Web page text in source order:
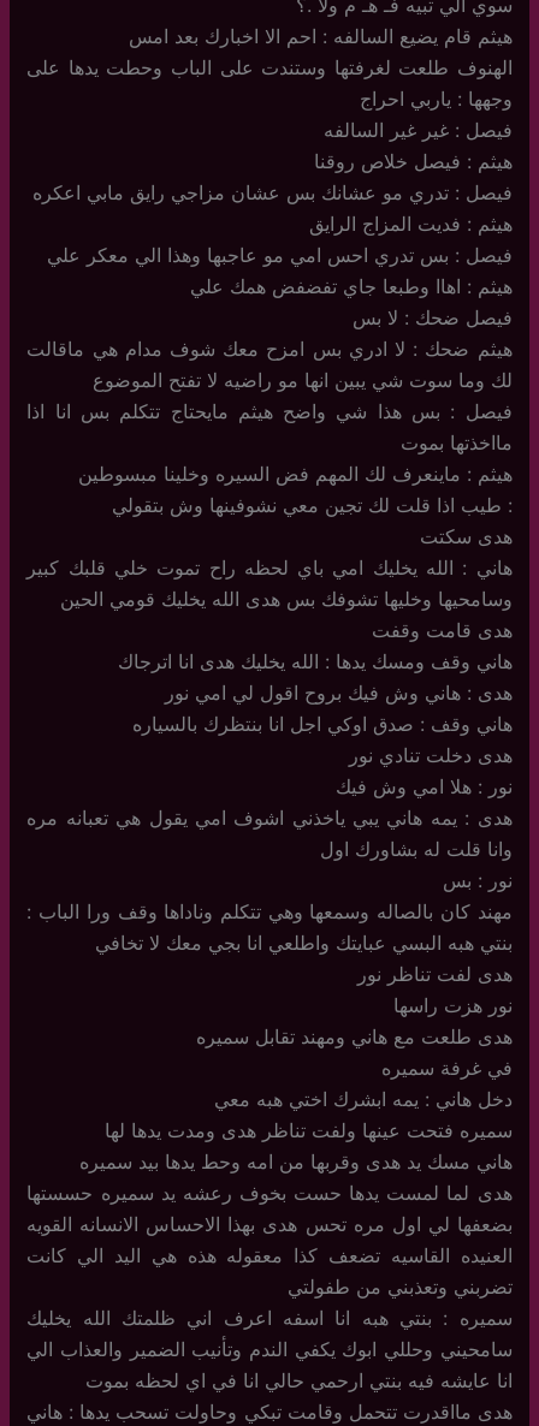
سوي الي تبيه فـ هـ م ولا .؟
هيثم قام يضيع السالفه : احم الا اخبارك بعد امس
الهنوف طلعت لغرفتها وستندت على الباب وحطت يدها على
وجهها : ياربي احراج
فيصل : غير غير السالفه
هيثم : فيصل خلاص روقنا
فيصل : تدري مو عشانك بس عشان مزاجي رايق مابي اعكره
هيثم : فديت المزاج الرايق
فيصل : بس تدري احس امي مو عاجبها وهذا الي معكر علي
هيثم : اهاا وطبعا جاي تفضفض همك علي
فيصل ضحك : لا بس
هيثم ضحك : لا ادري بس امزح معك شوف مدام هي ماقالت
لك وما سوت شي يبين انها مو راضيه لا تفتح الموضوع
فيصل : بس هذا شي واضح هيثم مايحتاج تتكلم بس انا اذا
مااخذتها بموت
هيثم : ماينعرف لك المهم فض السيره وخلينا مبسوطين
: طيب اذا قلت لك تجين معي نشوفينها وش بتقولي
هدى سكتت
هاني : الله يخليك امي باي لحظه راح تموت خلي قلبك كبير
وسامحيها وخليها تشوفك بس هدى الله يخليك قومي الحين
هدى قامت وقفت
هاني وقف ومسك يدها : الله يخليك هدى انا اترجاك
هدى : هاني وش فيك بروح اقول لي امي نور
هاني وقف : صدق اوكي اجل انا بنتظرك بالسياره
هدى دخلت تنادي نور
نور : هلا امي وش فيك
هدى : يمه هاني يبي ياخذني اشوف امي يقول هي تعبانه مره
وانا قلت له بشاورك اول
نور : بس
مهند كان بالصاله وسمعها وهي تتكلم وناداها وقف ورا الباب :
بنتي هبه البسي عبايتك واطلعي انا بجي معك لا تخافي
هدى لفت تناظر نور
نور هزت راسها
هدى طلعت مع هاني ومهند تقابل سميره
في غرفة سميره
دخل هاني : يمه ابشرك اختي هبه معي
سميره فتحت عينها ولفت تناظر هدى ومدت يدها لها
هاني مسك يد هدى وقربها من امه وحط يدها بيد سميره
هدى لما لمست يدها حست بخوف رعشه يد سميره حسستها
بضعفها لي اول مره تحس هدى بهذا الاحساس الانسانه القويه
العنيده القاسيه تضعف كذا معقوله هذه هي اليد الي كانت
تضربني وتعذبني من طفولتي
سميره : بنتي هبه انا اسفه اعرف اني ظلمتك الله يخليك
سامحيني وحللي ابوك يكفي الندم وتأنيب الضمير والعذاب الي
انا عايشه فيه بنتي ارحمي حالي انا في اي لحظه بموت
هدى مااقدرت تتحمل وقامت تبكي وحاولت تسحب يدها : هاني